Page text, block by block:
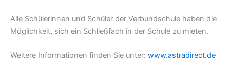
Alle Schülerinnen und Schüler der Verbundschule haben die
Möglichkeit, sich ein Schließfach in der Schule zu mieten.
Weitere Informationen finden Sie unter: www.astradirect.de